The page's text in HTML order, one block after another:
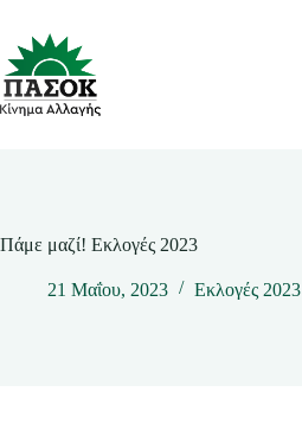
περιεχόμενο
Πάμε μαζί! Εκλογές 2023
21 Μαΐου, 2023 Εκλογές 2023